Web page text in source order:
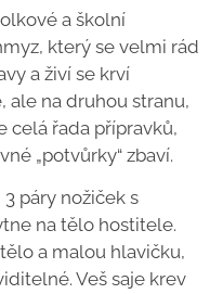
a školní
který se velmi rád
a živí se krví
ale na druhou stranu,
celá řada přípravků,
„potvůrky“ zbaví.
páry nožiček s
na tělo hostitele.
a malou hlavičku,
Veš saje krev